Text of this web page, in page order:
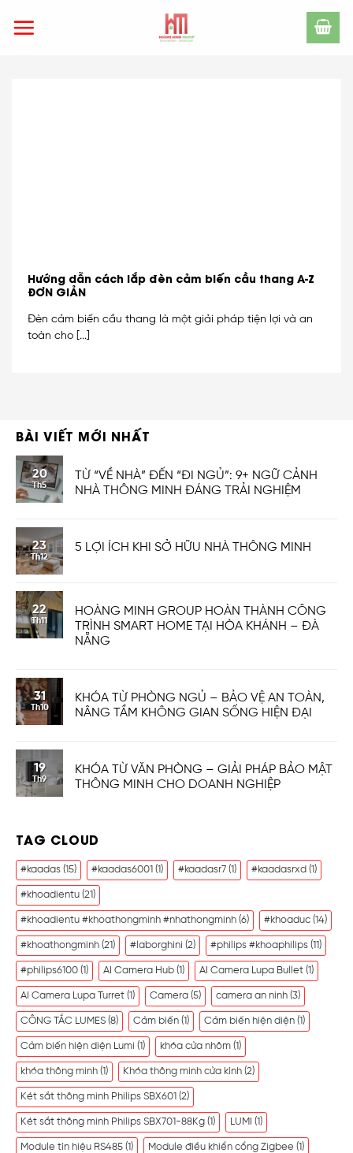
Hướng dẫn cách lắp đèn cảm biến cầu thang A-Z
ĐƠN GIẢN
Đèn cảm biến cầu thang là một giải pháp tiện lợi và an
toàn cho [...]
BÀI VIẾT MỚI NHẤT
20
Th5
TỪ “VỀ NHÀ” ĐẾN “ĐI NGỦ”: 9+ NGỮ CẢNH
NHÀ THÔNG MINH ĐÁNG TRẢI NGHIỆM
23
Th12
5 LỢI ÍCH KHI SỞ HỮU NHÀ THÔNG MINH
22
Th11
HOÀNG MINH GROUP HOÀN THÀNH CÔNG
TRÌNH SMART HOME TẠI HÒA KHÁNH – ĐÀ
NẴNG
31
Th10
KHÓA TỪ PHÒNG NGỦ – BẢO VỆ AN TOÀN,
NÂNG TẦM KHÔNG GIAN SỐNG HIỆN ĐẠI
19
Th9
KHÓA TỪ VĂN PHÒNG – GIẢI PHÁP BẢO MẬT
THÔNG MINH CHO DOANH NGHIỆP
TAG CLOUD
#kaadas (15) #kaadas6001 (1) #kaadasr7 (1) #kaadasrxd (1)
#khoadientu (21)
#khoadientu #khoathongminh #nhathongminh (6) #khoaduc (14)
#khoathongminh (21) #laborghini (2) #philips #khoaphilips (11)
#philips6100 (1) AI Camera Hub (1) AI Camera Lupa Bullet (1)
AI Camera Lupa Turret (1) Camera (5) camera an ninh (3)
CÔNG TẮC LUMES (8) Cảm biến (1) Cảm biến hiện diện (1)
Cảm biến hiện diện Lumi (1) khóa cửa nhôm (1)
khóa thông minh (1) Khóa thông minh cửa kính (2)
Két sắt thông minh Philips SBX601 (2)
Két sắt thông minh Philips SBX701-88Kg (1) LUMI (1)
Module tín hiệu RS485 (1) Module điều khiển cổng Zigbee (1)